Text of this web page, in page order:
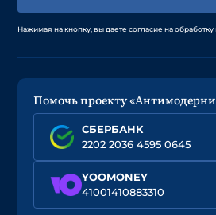
Нажимая на кнопку, вы даете согласие на
Помочь проекту
СБЕРБАНК
2202 2036 4595 0645
YOOMONEY
41001410883310